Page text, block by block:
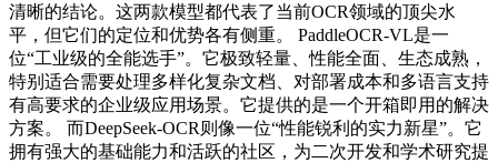
清晰的结论。这两款模型都代表了当前OCR领域的顶尖水
平，但它们的定位和优势各有侧重。 PaddleOCR-VL是一
位“工业级的全能选手”。它极致轻量、性能全面、生态成熟，
特别适合需要处理多样化复杂文档、对部署成本和多语言支持
有高要求的企业级应用场景。它提供的是一个开箱即用的解决
方案。 而DeepSeek-OCR则像一位“性能锐利的实力新星”。它
拥有强大的基础能力和活跃的社区，为二次开发和学术研究提